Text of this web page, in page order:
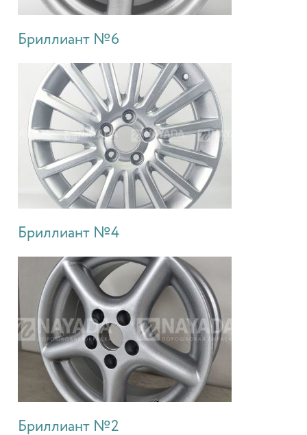
Бриллиант №6
Бриллиант №4
Бриллиант №2